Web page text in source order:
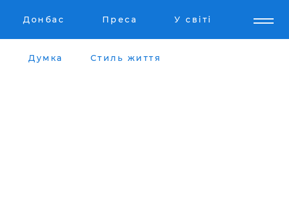
Донбас Преса У світі
Думка Стиль життя